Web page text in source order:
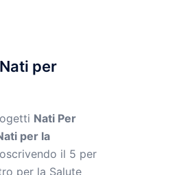
per
Nati Per
per la
il 5 per
per la Salute